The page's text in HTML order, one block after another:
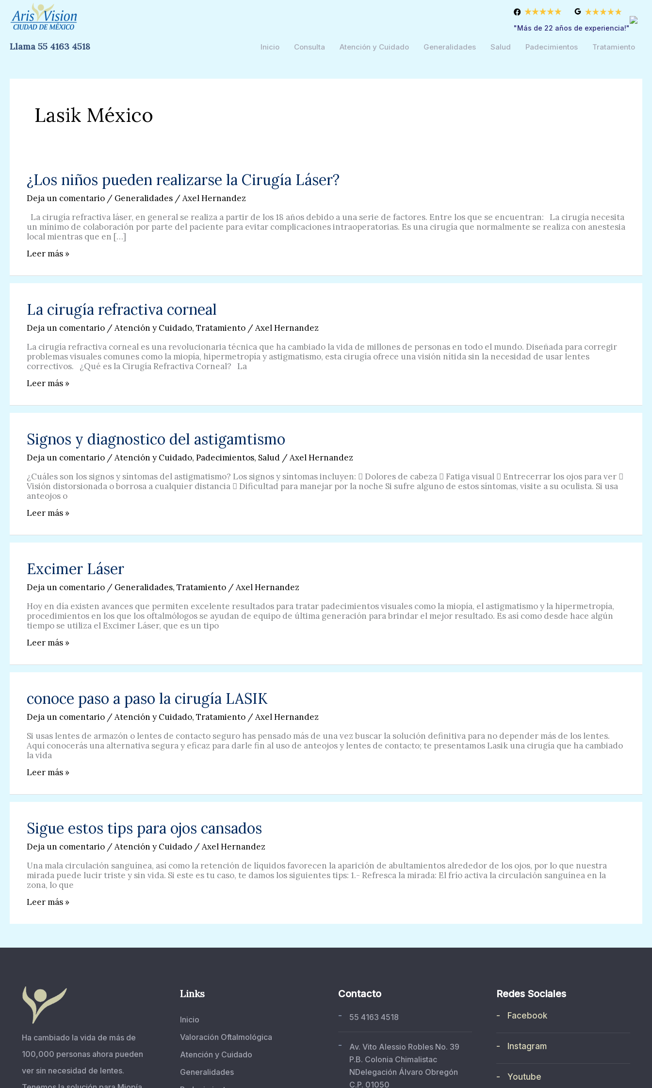
contenido
"Más de 22 años de experiencia!"
Llama 55 4163 4518 Inicio Consulta Atención y Cuidado Generalidades Salud Padecimientos Tratamiento
Lasik México
¿Los niños pueden realizarse la Cirugía Láser?
Deja un comentario / Generalidades /Axel Hernandez
La cirugía refractiva láser, en general se realiza a partir de los 18 años debido a una serie de factores. Entre los que se encuentran: La cirugía necesita
un mínimo de colaboración por parte del paciente para evitar complicaciones intraoperatorias. Es una cirugía que normalmente se realiza con anestesia
local mientras que en […]
¿Los
realizarse
Cirugía
Láser?
Leer más »
La cirugía refractiva corneal
Deja un comentario /Atención y Cuidado, Tratamiento /Axel Hernandez
La cirugía refractiva corneal es una revolucionaria técnica que ha cambiado la vida de millones de personas en todo el mundo. Diseñada para corregir
problemas visuales comunes como la miopía, hipermetropía y astigmatismo, esta cirugía ofrece una visión nítida sin la necesidad de usar lentes
correctivos. ¿Qué es la Cirugía Refractiva Corneal? La
La
corneal
Leer más »
Signos y diagnostico del astigamtismo
Deja un comentario /Atención y Cuidado, Padecimientos, Salud /Axel Hernandez
¿Cuáles son los signos y síntomas del astigmatismo? Los signos y síntomas incluyen:  Dolores de cabeza  Fatiga visual  Entrecerrar los ojos para ver 
Visión distorsionada o borrosa a cualquier distancia  Dificultad para manejar por la noche Si sufre alguno de estos síntomas, visite a su oculista. Si usa
anteojos o
Signos
del
Leer más »
Excimer Láser
Deja un comentario / Generalidades, Tratamiento /Axel Hernandez
Hoy en día existen avances que permiten excelente resultados para tratar padecimientos visuales como la miopía, el astigmatismo y la hipermetropía,
procedimientos en los que los oftalmólogos se ayudan de equipo de última generación para brindar el mejor resultado. Es así como desde hace algún
tiempo se utiliza el Excimer Láser, que es un tipo
Excimer
Leer más »
conoce paso a paso la cirugía LASIK
Deja un comentario /Atención y Cuidado, Tratamiento /Axel Hernandez
Si usas lentes de armazón o lentes de contacto seguro has pensado más de una vez buscar la solución definitiva para no depender más de los lentes.
Aquí conocerás una alternativa segura y eficaz para darle fin al uso de anteojos y lentes de contacto; te presentamos Lasik una cirugía que ha cambiado
la vida
conoce
paso
cirugía
LASIK
Leer más »
Sigue estos tips para ojos cansados
Deja un comentario /Atención y Cuidado /Axel Hernandez
Una mala circulación sanguínea, así como la retención de líquidos favorecen la aparición de abultamientos alrededor de los ojos, por lo que nuestra
mirada puede lucir triste y sin vida. Si este es tu caso, te damos los siguientes tips: 1.- Refresca la mirada: El frío activa la circulación sanguínea en la
zona, lo que
Sigue
cansados
Leer más »
Ha cambiado la vida de más de
100,000 personas ahora pueden
ver sin necesidad de lentes.
Links
Inicio
Valoración Oftalmológica
Atención y Cuidado
Generalidades
Contacto
- 55 4163 4518
-
Av. Vito Alessio Robles No. 39
P.B. Colonia Chimalistac
NDelegación Álvaro Obregón
C.P. 01050
Redes Sociales
- Facebook
- Instagram
- Youtube